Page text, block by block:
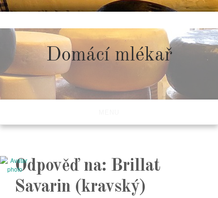
to
content
Domácí mlékař
Odpověď na: Brillat
Savarin (kravský)